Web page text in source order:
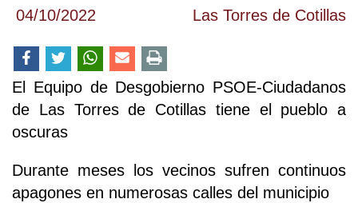
04/10/2022 Las Torres de Cotillas
El Equipo de Desgobierno PSOE-Ciudadanos
de Las Torres de Cotillas tiene el pueblo a
oscuras
Durante meses los vecinos sufren continuos
apagones en numerosas calles del municipio